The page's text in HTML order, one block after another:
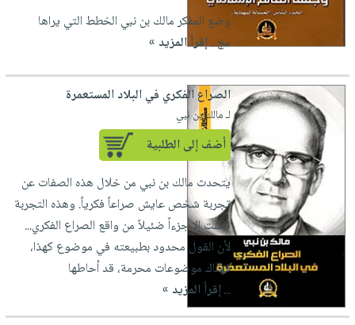
وضع المفكر مالك بن نبي الخطط التي يراها
مج...إقرأ المزيد »
الصراع الفكري في البلاد المستعمرة
لـ مالك بن نبي
أضف إلى الطلبية
يتحدث مالك بن نبي من خلال هذه الصفات عن
تجربة شخص عايش صراعاً فكرياً. وهذه التجربة
ليست إلا جزءاً ضئيلاً من واقع الصراع الفكري...
لأن القول محدود بطبيعته في موضوع كهذا،
فهناك موضوعات محرمة، قد أحاطها
...إقرأ المزيد »